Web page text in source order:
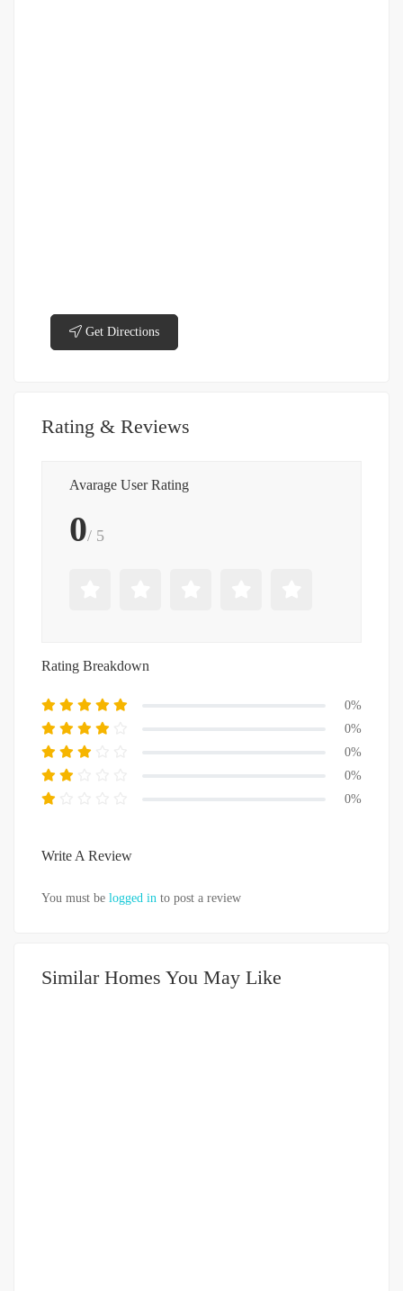
Get Directions
Rating & Reviews
Avarage User Rating
0/ 5
Rating Breakdown
0%
0%
0%
0%
0%
Write A Review
You must be logged in to post a review
Similar Homes You May Like